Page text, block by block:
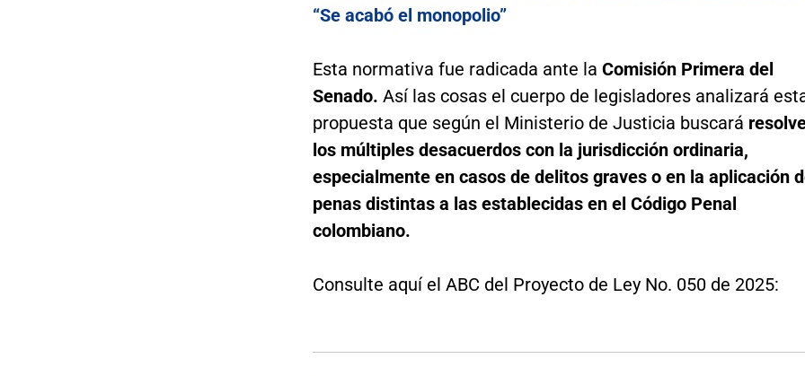
“Se acabó el monopolio”
Esta normativa fue radicada ante la Comisión Primera del
Senado. Así las cosas el cuerpo de legisladores analizará
propuesta que según el Ministerio de Justicia buscará
los múltiples desacuerdos con la jurisdicción ordinaria,
especialmente en casos de delitos graves o en la aplicación
penas distintas a las establecidas en el Código Penal
colombiano.
Consulte aquí el ABC del Proyecto de Ley No. 050 de 2025: